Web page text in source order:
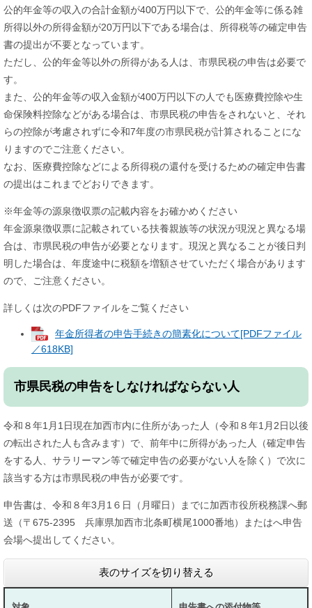
公的年金等の収入の合計金額が400万円以下で、公的年金等に係る雑
所得以外の所得金額が20万円以下である場合は、所得税等の確定申告
書の提出が不要となっています。
ただし、公的年金等以外の所得がある人は、市県民税の申告は必要で
す。
また、公的年金等の収入金額が400万円以下の人でも医療費控除や生
命保険料控除などがある場合は、市県民税の申告をされないと、それ
らの控除が考慮されずに令和7年度の市県民税が計算されることにな
りますのでご注意ください。
なお、医療費控除などによる所得税の還付を受けるための確定申告書
の提出はこれまでどおりできます。
※年金等の源泉徴収票の記載内容をお確かめください
年金源泉徴収票に記載されている扶養親族等の状況が現況と異なる場
合は、市県民税の申告が必要となります。現況と異なることが後日判
明した場合は、年度途中に税額を増額させていただく場合があります
ので、ご注意ください。
詳しくは次のPDFファイルをご覧ください
年金所得者の申告手続きの簡素化について[PDFファイル
／618KB]
市県民税の申告をしなければならない人
令和８年1月1日現在加西市内に住所があった人（令和８年1月2日以後
の転出された人も含みます）で、前年中に所得があった人（確定申告
をする人、サラリーマン等で確定申告の必要がない人を除く）で次に
該当する方は市県民税の申告が必要です。
申告書は、令和８年3月1６日（月曜日）までに加西市役所税務課へ郵
送（〒675-2395 兵庫県加西市北条町横尾1000番地）またはへ申告
会場へ提出してください。
表のサイズを切り替える